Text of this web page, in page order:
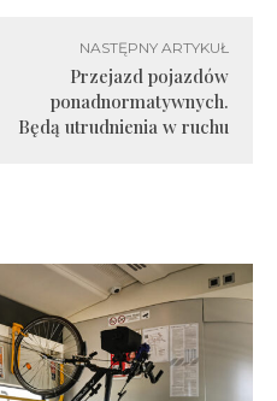
NASTĘPNY ARTYKUŁ
Przejazd pojazdów
ponadnormatywnych.
Będą utrudnienia w ruchu